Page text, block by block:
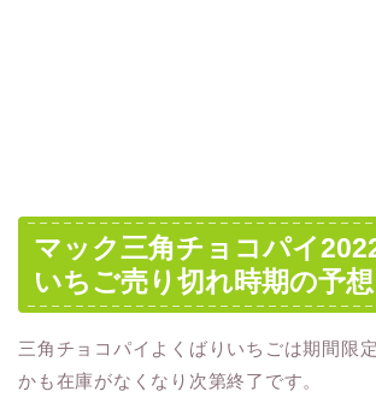
マック三角チョコパイ
いちご売り切れ時期の予想
三角チョコパイよくばりいちごは期間限
かも在庫がなくなり次第終了です。